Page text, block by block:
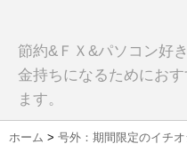
節約&ＦＸ&パソコン好
金持ちになるためにお
ます。
ホーム > 号外：期間限定のイチ